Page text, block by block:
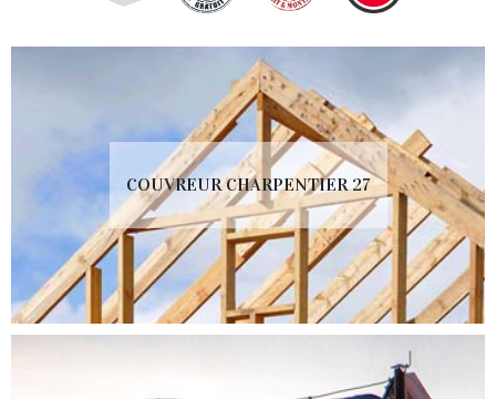
COUVREUR CHARPENTIER 27